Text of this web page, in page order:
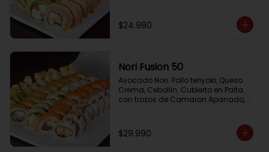
Avocado Oriental: Salmon,
Kanikama, Queso crema, cubierto
Salmon, bañado en salsa
Acevichada
$24.990
Nori Fusion 50
Avocado Nori: Pollo teriyaki, Queso
Crema, Cebollin. Cubierto en Palta
con trozos de Camaron Apanado,
Palta, cubierto en Salmon
Shirosakana Oriental: Pescado
$29.990